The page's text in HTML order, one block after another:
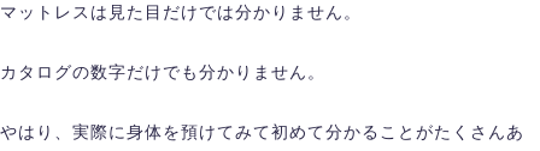
マットレスは見た目だけでは分かりません。
カタログの数字だけでも分かりません。
やはり、実際に身体を預けてみて初めて分かることがたくさんあ